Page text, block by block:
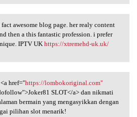
awesome blog page
awesome blog page. her realy content
then a this fantastic profession. i prefer
IPTV UK https://xtremehd-uk.uk/
href="https:/
href="https://lombokoriginal.com"
SLOT</a> dan nikmati
bermain yang mengasyikkan dengan
pilihan slot menarik!